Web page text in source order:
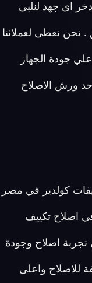
اى جهد لنلبى
نحن نعطى لعملائنا
جودة الجهاز
ورش الاصلاح
كولدير في مصر
اصلاح تكييف
افضل تجربة اصلاح وجودة
للاصلاح واعلى